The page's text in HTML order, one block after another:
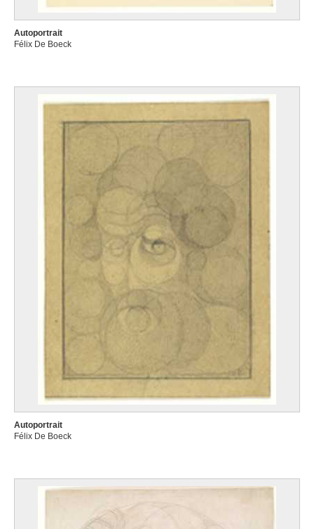
Autoportrait
Félix De Boeck
Autoportrait
Félix De Boeck